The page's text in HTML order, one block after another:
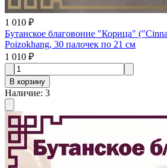
1 010 ₽
Бутанское благовоние "Корица"
Poizokhang, 30 палочек по 21 см
1 010 ₽
В корзину
Наличие: 3